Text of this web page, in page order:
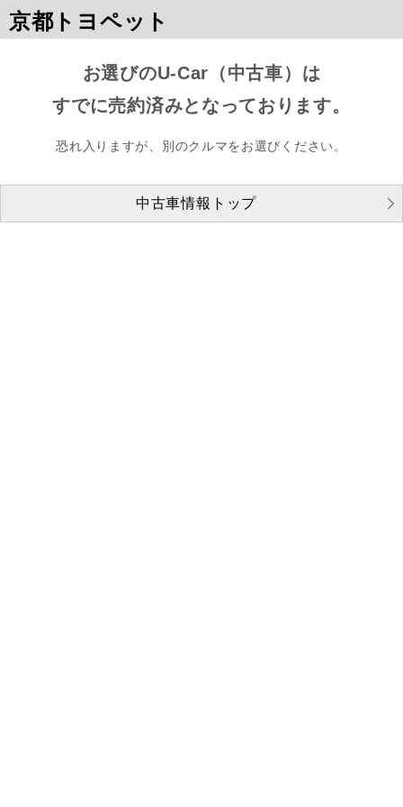
京都トヨペット
お選びのU-Car（中古車）は
すでに売約済みとなっております。
恐れ入りますが、別のクルマをお選びください。
中古車情報トップ